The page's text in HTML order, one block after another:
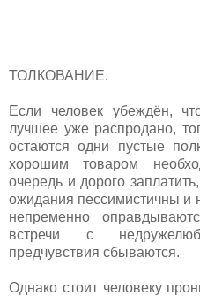
ТОЛКОВАНИЕ.
Если человек убеждён,
лучшее уже распродано,
остаются одни пустые
хорошим товаром
очередь и дорого
ожидания пессимистичны и
непременно
встречи с
предчувствия сбываются.
Однако стоит человеку